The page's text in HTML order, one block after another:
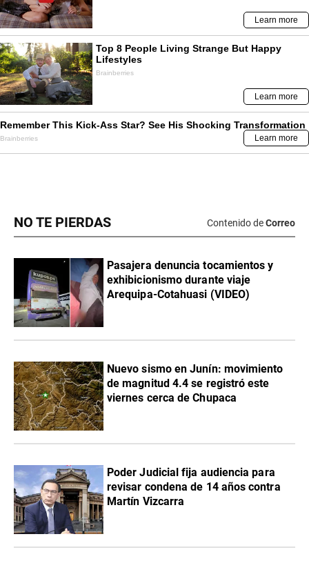
NO TE PIERDAS Contenido deCorreo
Pasajera denuncia tocamientos y
exhibicionismo durante viaje
Arequipa-Cotahuasi (VIDEO)
Nuevo sismo en Junín: movimiento
de magnitud 4.4 se registró este
viernes cerca de Chupaca
Poder Judicial fija audiencia para
revisar condena de 14 años contra
Martín Vizcarra